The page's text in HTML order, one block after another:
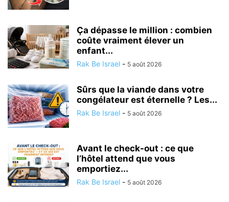
Ça dépasse le million : combien
coûte vraiment élever un
enfant...
Rak Be Israel - 5 août 2026
Sûrs que la viande dans votre
congélateur est éternelle ? Les...
Rak Be Israel - 5 août 2026
Avant le check-out : ce que
l’hôtel attend que vous
emportiez...
Rak Be Israel - 5 août 2026